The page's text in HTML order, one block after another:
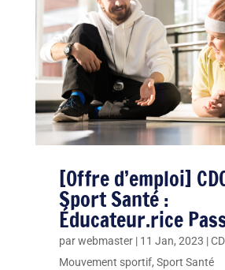
[Offre d’emploi]
Sport Santé :
Éducateur.rice
parwebmaster| 11 Jan, 2023 |
Mouvement sportif, Sport Santé